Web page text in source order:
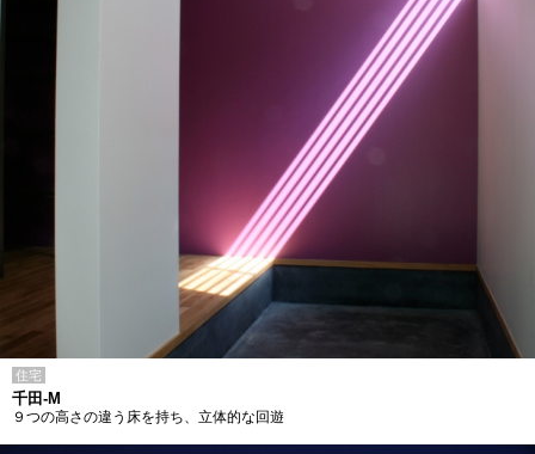
住宅
千田-M
９つの高さの違う床を持ち、立体的な回遊